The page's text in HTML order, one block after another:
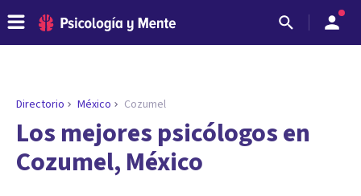
ENCONTRAR MI TERAPEUTA
¿Necesitas ayuda para encontrar el
psicólogo adecuado?
Responde a unas breves preguntas y te ofreceremos
Directorio México Cozumel
Los mejores psicólogos en
Cozumel, México